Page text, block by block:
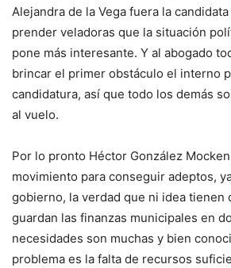
Alejandra de la Vega fuera la
prender veladoras que la situación
pone más interesante. Y al abogado
brincar el primer obstáculo el interno
candidatura, así que todo los demás
al vuelo.
Por lo pronto Héctor González
movimiento para conseguir adeptos,
gobierno, la verdad que ni idea tienen
guardan las finanzas municipales en
necesidades son muchas y bien
problema es la falta de recursos